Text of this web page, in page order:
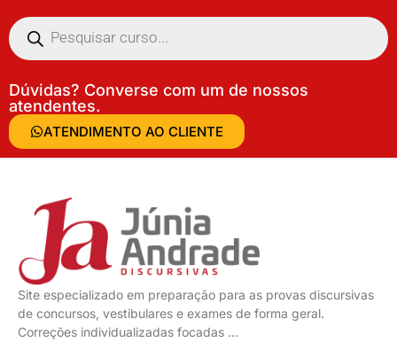
Dúvidas? Converse com um de nossos
atendentes.
ATENDIMENTO AO CLIENTE
Site especializado em preparação para as provas discursivas
de concursos, vestibulares e exames de forma geral.
Correções individualizadas focadas …